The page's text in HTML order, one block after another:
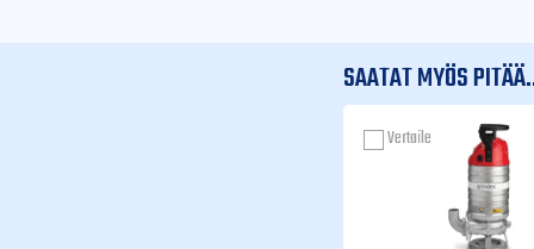
SAATAT MYÖS
Vertaile